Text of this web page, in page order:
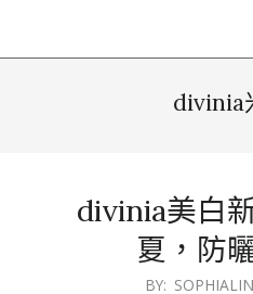
divinia
divinia美白
夏，防
BY: